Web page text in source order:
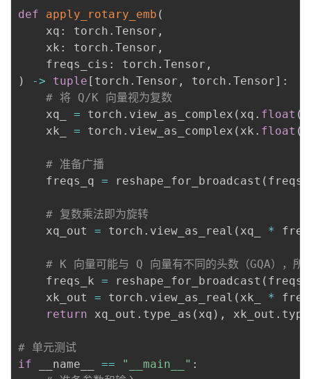
def apply_rotary_emb (
    xq
: torch . Tensor ,
    xk
: torch . Tensor ,
    freqs_cis
: torch . Tensor ,
)
-> tuple [ torch . Tensor , torch . Tensor] :
# 将 Q/K 向量视为复数
    xq_
= torch . view_as_complex ( xq . float (
    xk_
= torch . view_as_complex ( xk . float (
# 准备广播
    freqs_q
= reshape_for_broadcast (
# 复数乘法即为旋转
    xq_out
= torch . view_as_real ( xq_ *
# K 向量可能与 Q 向量有不同的头数（GQA），所
    freqs_k
= reshape_for_broadcast (
    xk_out
= torch . view_as_real ( xk_ *
return xq_out . type_as ( xq ) , xk_out .
# 单元测试
if __name__ == "__main__" :